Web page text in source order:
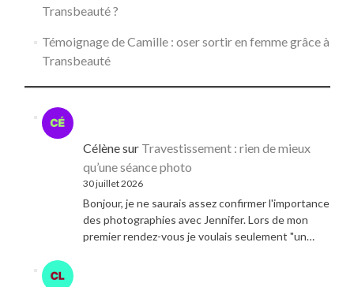
Transbeauté ?
Témoignage de Camille : oser sortir en femme grâce à
Transbeauté
Célènesur Travestissement : rien de mieux
qu’une séance photo
30 juillet 2026
Bonjour, je ne saurais assez confirmer l'importance
des photographies avec Jennifer. Lors de mon
premier rendez-vous je voulais seulement "un…